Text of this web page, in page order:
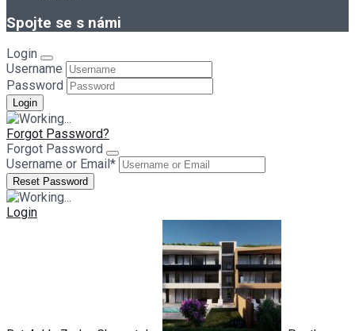
Spojte se s námi
Login
Username
Password
Forgot Password?
Forgot Password
Username or Email *
Login